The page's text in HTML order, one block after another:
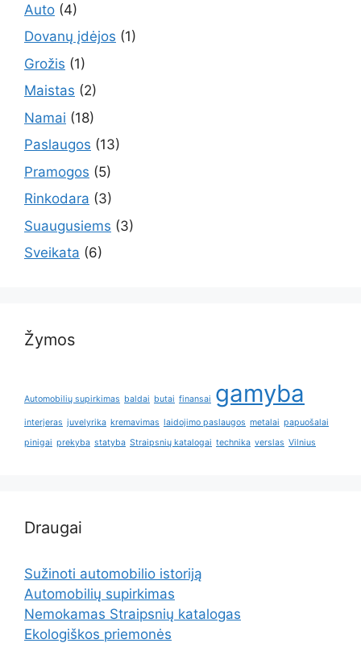
Auto (4)
Dovanų įdėjos (1)
Grožis (1)
Maistas (2)
Namai (18)
Paslaugos (13)
Pramogos (5)
Rinkodara (3)
Suaugusiems (3)
Sveikata (6)
Žymos
Automobilių supirkimas baldai butai finansai gamyba
interjeras juvelyrika kremavimas laidojimo paslaugos metalai papuošalai
pinigai prekyba statyba Straipsnių katalogai technika verslas Vilnius
Draugai
Sužinoti automobilio istoriją
Automobilių supirkimas
Nemokamas Straipsnių katalogas
Ekologiškos priemonės